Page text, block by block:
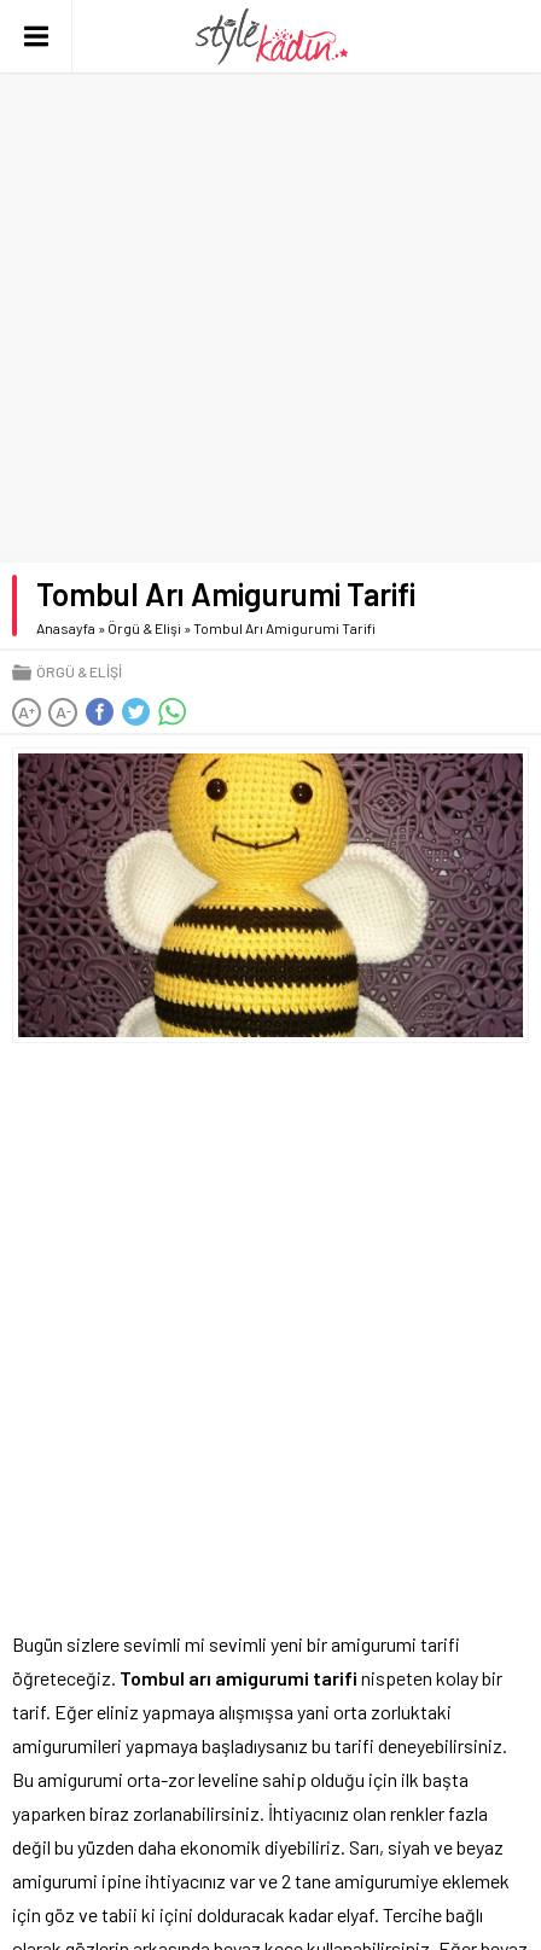
Tombul Arı Amigurumi Tarifi
Anasayfa » Örgü & Elişi »Tombul Arı Amigurumi Tarifi
ÖRGÜ & ELIŞI
A+ A-
Bugün sizlere sevimli mi sevimli yeni bir amigurumi tarifi
öğreteceğiz. Tombul arı amigurumi tarifi nispeten kolay bir
tarif. Eğer eliniz yapmaya alışmışsa yani orta zorluktaki
amigurumileri yapmaya başladıysanız bu tarifi deneyebilirsiniz.
Bu amigurumi orta-zor leveline sahip olduğu için ilk başta
yaparken biraz zorlanabilirsiniz. İhtiyacınız olan renkler fazla
değil bu yüzden daha ekonomik diyebiliriz. Sarı, siyah ve beyaz
amigurumi ipine ihtiyacınız var ve 2 tane amigurumiye eklemek
için göz ve tabii ki içini dolduracak kadar elyaf. Tercihe bağlı